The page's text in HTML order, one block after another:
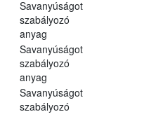
Savanyúságot
szabályozó
anyag
Savanyúságot
szabályozó
anyag
Savanyúságot
szabályozó